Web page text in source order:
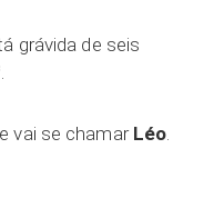
grávida de seis
vai se chamarLéo